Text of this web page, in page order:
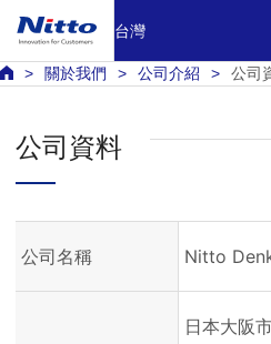
台灣
關於我們 公司介紹 公司
公司資料
公司名稱 Nitto
日本大阪